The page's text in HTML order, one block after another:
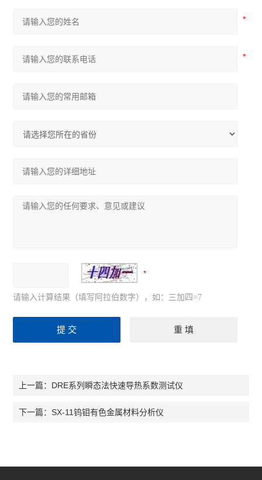
请输入计算结果（填写阿拉伯数字），如：三加四=7
上一篇： DRE系列瞬态法快速导热系数测试仪
下一篇： SX-11钨钼有色金属材料分析仪